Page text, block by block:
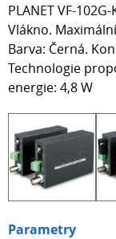
PLANET VF-
Vlákno.
Barva: Černá.
Technologie
energie: 4,8 W
Parametry